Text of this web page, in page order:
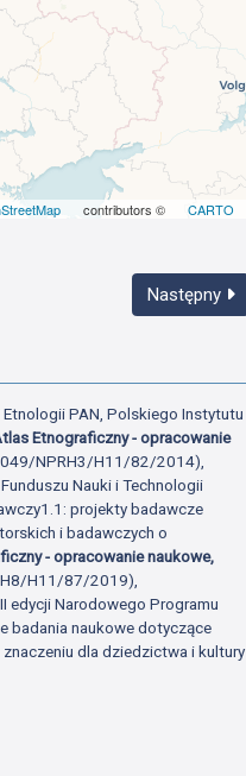
contributors © CARTO
Następny
PAN, Polskiego Instytutu
Etnograficzny - opracowanie
NPRH3/H11/82/2014),
Nauki i Technologii
projekty badawcze
i badawczych o
- opracowanie naukowe,
H11/87/2019),
edycji Narodowego Programu
badania naukowe dotyczące
dla dziedzictwa i kultury